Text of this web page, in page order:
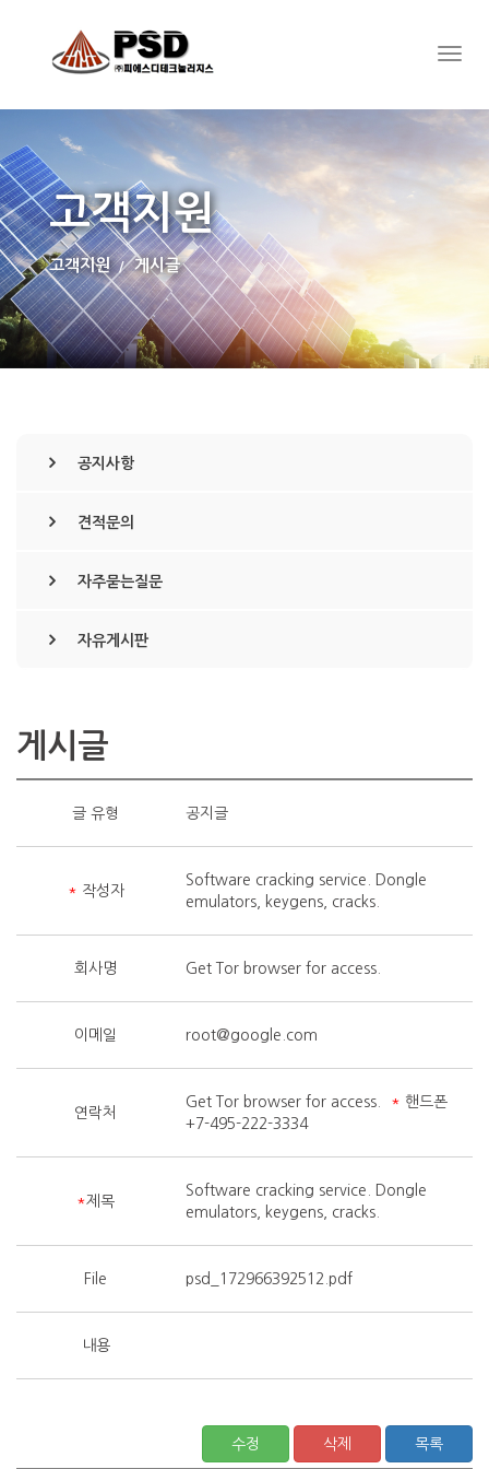
고객지원
고객지원 게시글
공지사항
견적문의
자주묻는질문
자유게시판
게시글
글 유형 공지글
* 작성자
Software cracking service. Dongle
emulators, keygens, cracks.
회사명 Get Tor browser for access.
이메일 root@google.com
연락처
Get Tor browser for access. * 핸드폰
+7-495-222-3334
*제목
Software cracking service. Dongle
emulators, keygens, cracks.
File psd_172966392512.pdf
내용
수정 삭제 목록